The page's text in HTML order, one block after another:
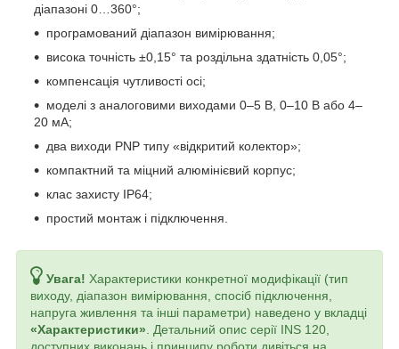
діапазоні 0…360°;
програмований діапазон вимірювання;
висока точність ±0,15° та роздільна здатність 0,05°;
компенсація чутливості осі;
моделі з аналоговими виходами 0–5 В, 0–10 В або 4–
20 мА;
два виходи PNP типу «відкритий колектор»;
компактний та міцний алюмінієвий корпус;
клас захисту IP64;
простий монтаж і підключення.
Увага! Характеристики конкретної модифікації (тип
виходу, діапазон вимірювання, спосіб підключення,
напруга живлення та інші параметри) наведено у вкладці
«Характеристики» . Детальний опис серії INS 120,